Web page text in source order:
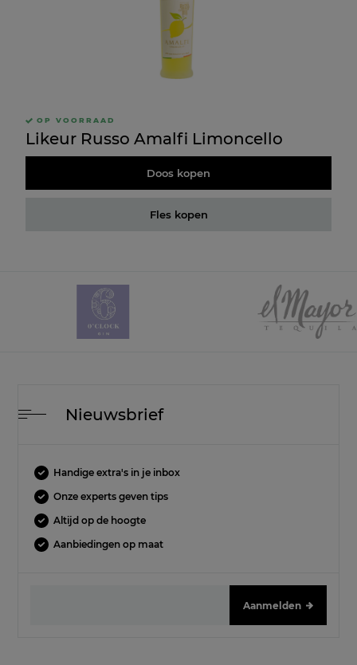
OP VOORRAAD
Likeur Russo Amalfi Limoncello
Doos kopen
Fles kopen
Nieuwsbrief
Handige extra's in je inbox
Onze experts geven tips
Altijd op de hoogte
Aanbiedingen op maat
Aanmelden